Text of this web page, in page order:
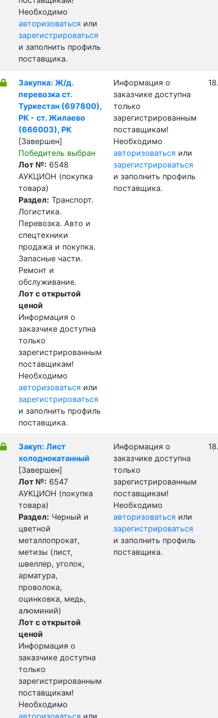
Необходимо
авторизоваться или
зарегистрироваться
и заполнить профиль
поставщика.
Закупка: Ж/д.
перевозка ст.
Туркестан (697800),
РК - ст. Жилаево
(666003), РК
[Завершен]
Победитель выбран
Лот №: 6548
АУКЦИОН (покупка
товара)
Раздел: Транспорт.
Логистика.
Перевозка. Авто и
спецтехники
продажа и покупка.
Запасные части.
Ремонт и
обслуживание.
Лот с открытой
ценой
Информация о
заказчике доступна
только
зарегистрированным
поставщикам!
Необходимо
авторизоваться или
зарегистрироваться
и заполнить профиль
поставщика.
Информация о
заказчике доступна
только
зарегистрированным
поставщикам!
Необходимо
авторизоваться или
зарегистрироваться
и заполнить профиль
поставщика.
Закуп: Лист
холоднокатанный
[Завершен]
Лот №: 6547
АУКЦИОН (покупка
товара)
Раздел: Черный и
цветной
металлопрокат,
метизы (лист,
швеллер, уголок,
арматура,
проволока,
оцинковка, медь,
алюминий)
Лот с открытой
ценой
Информация о
заказчике доступна
только
зарегистрированным
поставщикам!
Необходимо
авторизоваться или
Информация о
заказчике доступна
только
зарегистрированным
поставщикам!
Необходимо
авторизоваться или
зарегистрироваться
и заполнить профиль
поставщика.